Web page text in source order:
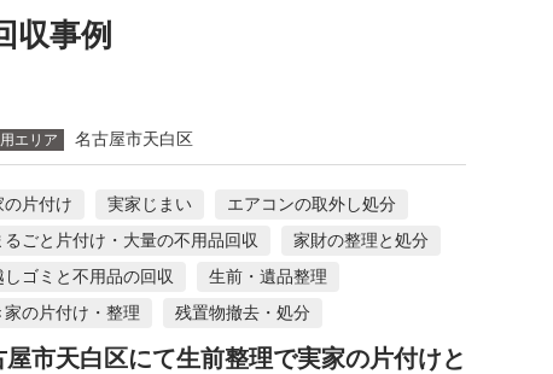
収事例
エリア 名古屋市天白区
の片付け 実家じまい
エアコンの取外し処分
るごと片付け・大量の不用品回収
家財の整理と処分
しゴミと不用品の回収
生前・遺品整理
家の片付け・整理
残置物撤去・処分
屋市天白区にて生前整理で実家の片付けと